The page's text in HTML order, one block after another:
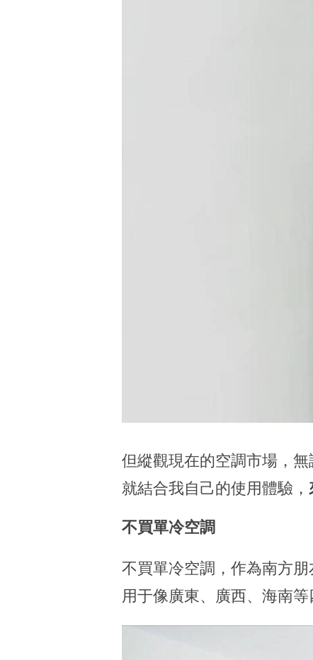
但縱觀現在的空調市場，
就結合我自己的使用體驗，
不買單冷空調
不買單冷空調，作為南方
用于像廣東、廣西、海南等